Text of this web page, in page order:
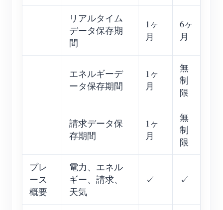
リアルタイム
データ保存期
間
1ヶ
月
6ヶ
月
エネルギーデ
ータ保存期間
1ヶ
月
無
制
限
請求データ保
存期間
1ヶ
月
無
制
限
プレ
ース
概要
電力、エネル
ギー、請求、
天気
✓ ✓